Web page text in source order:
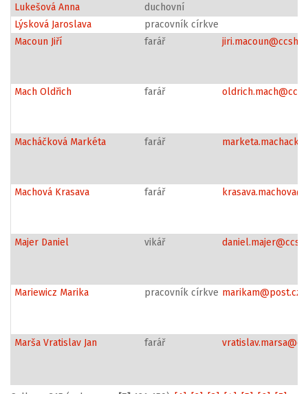
Lukešová Anna
duchovní
Lýsková Jaroslava
pracovník církve
Macoun Jiří
farář
Mach Oldřich farář
Macháčková Markéta farář
Machová Krasava farář
Majer Daniel vikář
Mariewicz Marika pracovník církve marikam@post.cz
Marša Vratislav Jan farář